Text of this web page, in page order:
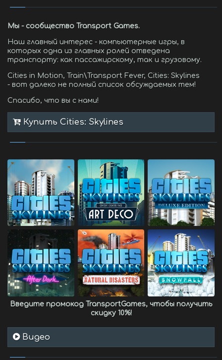
Мы - сообщество Transport Games.
Наш главный интерес - компьютерные игры, в
которых одна из главных ролей отведена
транспорту: как пассажирскому, так и грузовому.
Cities in Motion, Train\Transport Fever, Cities: Skylines
- вот далеко не полный список обсуждаемых тем!
Спасибо, что вы с нами!
Купить Cities: Skylines
Введите промокод TransportGames, чтобы получить
скидку 10%!
Видео